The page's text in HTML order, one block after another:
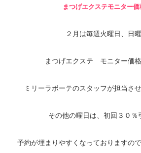
まつげエクステモニター価
２月は毎週火曜日、日曜
まつげエクステ モニター価格
ミリーラボーテのスタッフが担当さ
その他の曜日は、初回３０％
予約が埋まりやすくなっておりますの